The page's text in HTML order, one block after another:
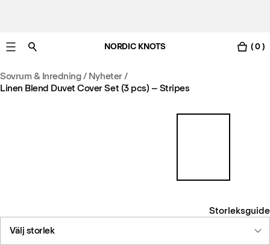
NORDIC KNOTS ( 0 )
Sovrum & Inredning/ Nyheter/
Linen Blend Duvet Cover Set (3 pcs) – Stripes
Storleksguide
Välj storlek